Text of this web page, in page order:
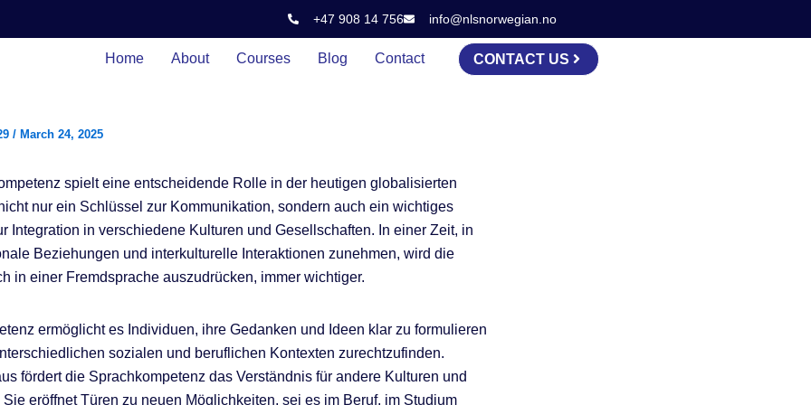
+47 908 14 756 info@nlsnorwegian.no
Home About Courses Blog Contact CONTACT US
/ March 24, 2025
spielt eine entscheidende Rolle in der heutigen globalisierten
nur ein Schlüssel zur Kommunikation, sondern auch ein wichtiges
Integration in verschiedene Kulturen und Gesellschaften. In einer Zeit, in
Beziehungen und interkulturelle Interaktionen zunehmen, wird die
in einer Fremdsprache auszudrücken, immer wichtiger.
ermöglicht es Individuen, ihre Gedanken und Ideen klar zu formulieren
sozialen und beruflichen Kontexten zurechtzufinden.
fördert die Sprachkompetenz das Verständnis für andere Kulturen und
Sie eröffnet Türen zu neuen Möglichkeiten, sei es im Beruf, im Studium